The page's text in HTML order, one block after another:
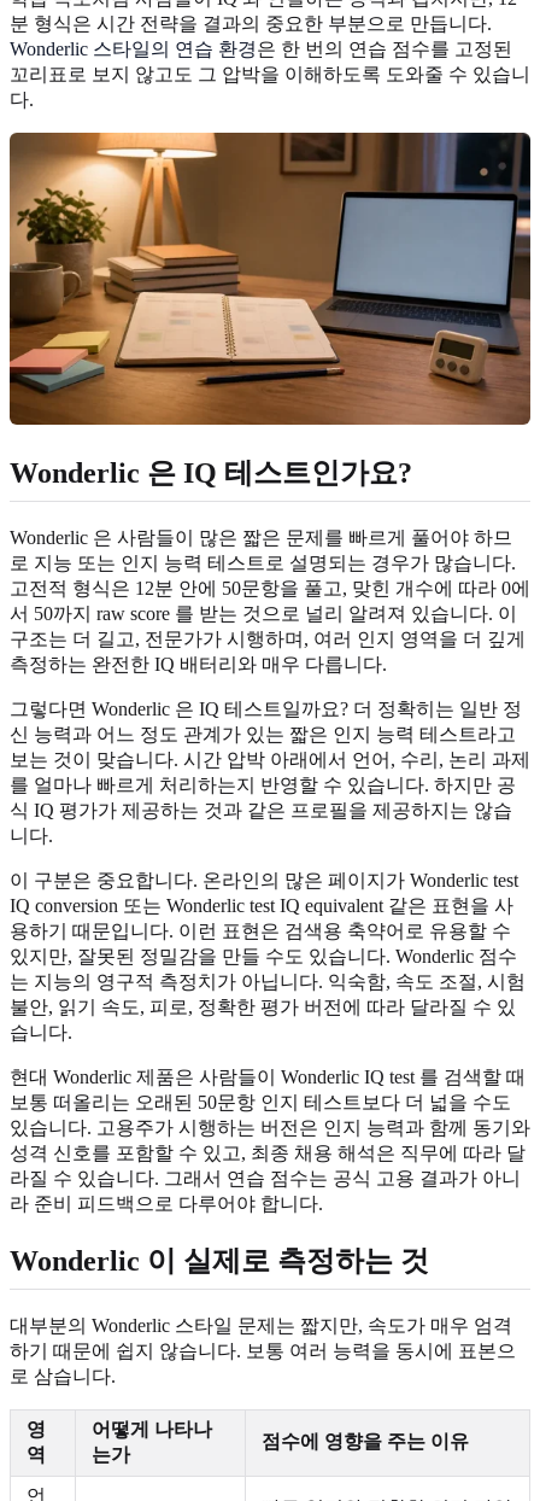
분 형식은 시간 전략을 결과의 중요한 부분으로 만듭니다.
Wonderlic 스타일의 연습 환경은 한 번의 연습 점수를 고정된
꼬리표로 보지 않고도 그 압박을 이해하도록 도와줄 수 있습니
다.
Wonderlic 은 IQ 테스트인가요?
Wonderlic 은 사람들이 많은 짧은 문제를 빠르게 풀어야 하므
로 지능 또는 인지 능력 테스트로 설명되는 경우가 많습니다.
고전적 형식은 12분 안에 50문항을 풀고, 맞힌 개수에 따라 0에
서 50까지 raw score 를 받는 것으로 널리 알려져 있습니다. 이
구조는 더 길고, 전문가가 시행하며, 여러 인지 영역을 더 깊게
측정하는 완전한 IQ 배터리와 매우 다릅니다.
그렇다면 Wonderlic 은 IQ 테스트일까요? 더 정확히는 일반 정
신 능력과 어느 정도 관계가 있는 짧은 인지 능력 테스트라고
보는 것이 맞습니다. 시간 압박 아래에서 언어, 수리, 논리 과제
를 얼마나 빠르게 처리하는지 반영할 수 있습니다. 하지만 공
식 IQ 평가가 제공하는 것과 같은 프로필을 제공하지는 않습
니다.
이 구분은 중요합니다. 온라인의 많은 페이지가 Wonderlic test
IQ conversion 또는 Wonderlic test IQ equivalent 같은 표현을 사
용하기 때문입니다. 이런 표현은 검색용 축약어로 유용할 수
있지만, 잘못된 정밀감을 만들 수도 있습니다. Wonderlic 점수
는 지능의 영구적 측정치가 아닙니다. 익숙함, 속도 조절, 시험
불안, 읽기 속도, 피로, 정확한 평가 버전에 따라 달라질 수 있
습니다.
현대 Wonderlic 제품은 사람들이 Wonderlic IQ test 를 검색할 때
보통 떠올리는 오래된 50문항 인지 테스트보다 더 넓을 수도
있습니다. 고용주가 시행하는 버전은 인지 능력과 함께 동기와
성격 신호를 포함할 수 있고, 최종 채용 해석은 직무에 따라 달
라질 수 있습니다. 그래서 연습 점수는 공식 고용 결과가 아니
라 준비 피드백으로 다루어야 합니다.
Wonderlic 이 실제로 측정하는 것
대부분의 Wonderlic 스타일 문제는 짧지만, 속도가 매우 엄격
하기 때문에 쉽지 않습니다. 보통 여러 능력을 동시에 표본으
로 삼습니다.
영
역
어떻게 나타나
는가
점수에 영향을 주는 이유
언